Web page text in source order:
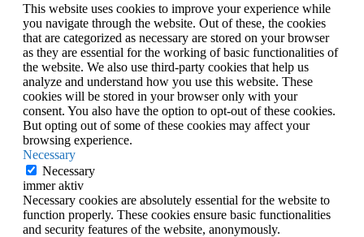
This website uses cookies to improve your experience while
you navigate through the website. Out of these, the cookies
that are categorized as necessary are stored on your browser
as they are essential for the working of basic functionalities of
the website. We also use third-party cookies that help us
analyze and understand how you use this website. These
cookies will be stored in your browser only with your
consent. You also have the option to opt-out of these cookies.
But opting out of some of these cookies may affect your
browsing experience.
Necessary
Necessary
immer aktiv
Necessary cookies are absolutely essential for the website to
function properly. These cookies ensure basic functionalities
and security features of the website, anonymously.